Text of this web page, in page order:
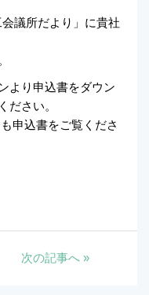
議所だより」に貴社
より申込書をダウン
ださい。
申込書をご覧くださ
次の記事へ »